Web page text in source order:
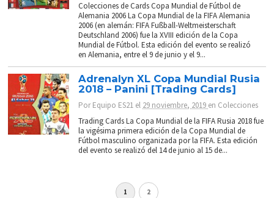
Colecciones de Cards Copa Mundial de Fútbol de
Alemania 2006 La Copa Mundial de la FIFA Alemania
2006 (en alemán: FIFA Fußball-Weltmeisterschaft
Deutschland 2006) fue la XVIII edición de la Copa
Mundial de Fútbol. Esta edición del evento se realizó
en Alemania, entre el 9 de junio y el 9...
Adrenalyn XL Copa Mundial Rusia
2018 – Panini [Trading Cards]
PorEquipo ES21 el 29 noviembre, 2019 en Colecciones
Trading Cards La Copa Mundial de la FIFA Rusia 2018 fue
la vigésima primera edición de la Copa Mundial de
Fútbol masculino organizada por la FIFA. Esta edición
del evento se realizó del 14 de junio al 15 de...
1 2